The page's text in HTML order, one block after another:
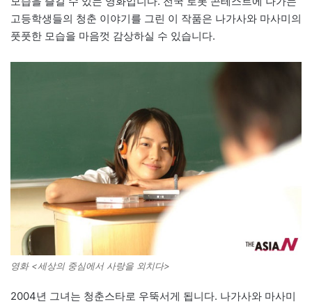
고등학생들의 청춘 이야기를 그린 이 작품은 나가사와 마사미의
풋풋한 모습을 마음껏 감상하실 수 있습니다.
영화 <세상의 중심에서 사랑을 외치다>
2004년 그녀는 청춘스타로 우뚝서게 됩니다. 나가사와 마사미